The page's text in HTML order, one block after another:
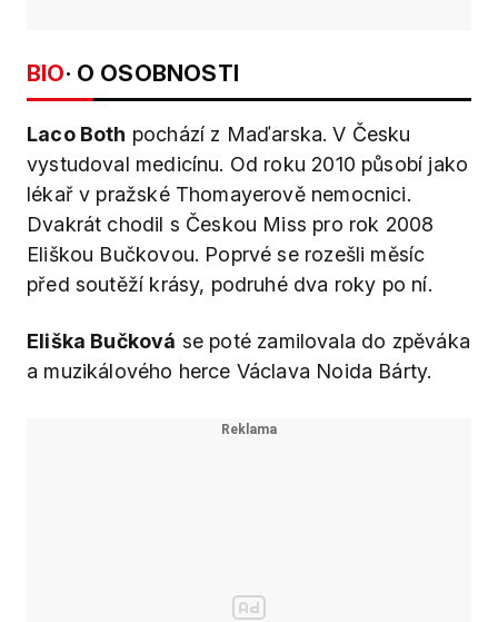
BIO· O OSOBNOSTI
Laco Both pochází z Maďarska. V Česku
vystudoval medicínu. Od roku 2010 působí jako
lékař v pražské Thomayerově nemocnici.
Dvakrát chodil s Českou Miss pro rok 2008
Eliškou Bučkovou. Poprvé se rozešli měsíc
před soutěží krásy, podruhé dva roky po ní.
Eliška Bučková se poté zamilovala do zpěváka
a muzikálového herce Václava Noida Bárty.